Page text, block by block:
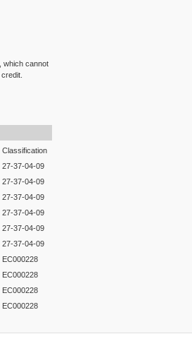
which cannot
Classification
27-37-04-09
27-37-04-09
27-37-04-09
27-37-04-09
27-37-04-09
27-37-04-09
EC000228
EC000228
EC000228
EC000228